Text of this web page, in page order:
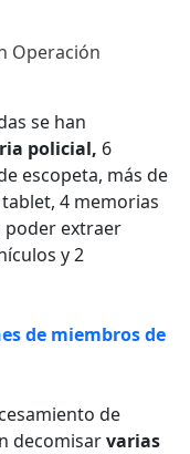
Operación
se han
policial, 6
escopeta, más de
4 memorias
poder extraer
y 2
de miembros de
de
decomisarvarias